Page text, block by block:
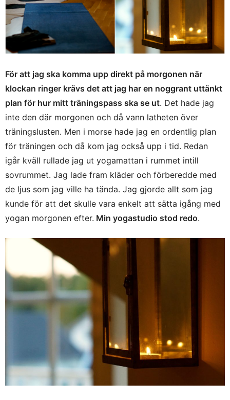
För att jag ska komma upp direkt på morgonen när
klockan ringer krävs det att jag har en noggrant uttänkt
plan för hur mitt träningspass ska se ut. Det hade jag
inte den där morgonen och då vann latheten över
träningslusten. Men i morse hade jag en ordentlig plan
för träningen och då kom jag också upp i tid. Redan
igår kväll rullade jag ut yogamattan i rummet intill
sovrummet. Jag lade fram kläder och förberedde med
de ljus som jag ville ha tända. Jag gjorde allt som jag
kunde för att det skulle vara enkelt att sätta igång med
yogan morgonen efter. Min yogastudio stod redo.